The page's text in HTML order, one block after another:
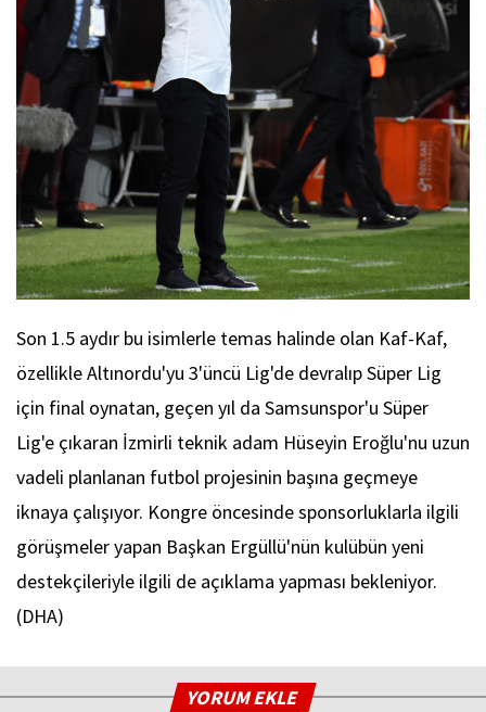
Son 1.5 aydır bu isimlerle temas halinde olan Kaf-Kaf,
özellikle Altınordu'yu 3'üncü Lig'de devralıp Süper Lig
için final oynatan, geçen yıl da Samsunspor'u Süper
Lig'e çıkaran İzmirli teknik adam Hüseyin Eroğlu'nu uzun
vadeli planlanan futbol projesinin başına geçmeye
iknaya çalışıyor. Kongre öncesinde sponsorluklarla ilgili
görüşmeler yapan Başkan Ergüllü'nün kulübün yeni
destekçileriyle ilgili de açıklama yapması bekleniyor.
(DHA)
YORUM EKLE